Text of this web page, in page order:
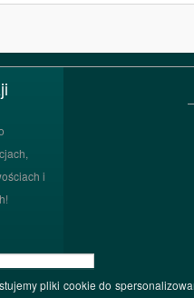
i
pliki cookie do